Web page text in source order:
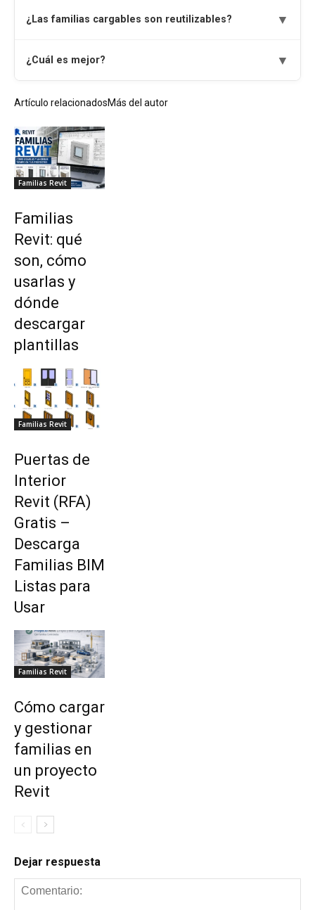
¿Las familias cargables son reutilizables? ▼
¿Cuál es mejor? ▼
Artículo relacionadosMás del autor
Familias Revit
Familias
Revit: qué
son, cómo
usarlas y
dónde
descargar
plantillas
Familias Revit
Puertas de
Interior
Revit (RFA)
Gratis –
Descarga
Familias BIM
Listas para
Usar
Familias Revit
Cómo cargar
y gestionar
familias en
un proyecto
Revit
Dejar respuesta